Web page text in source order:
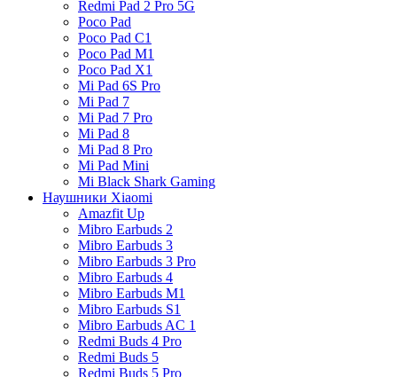
Redmi Pad 2 Pro 5G
Poco Pad
Poco Pad C1
Poco Pad M1
Poco Pad X1
Mi Pad 6S Pro
Mi Pad 7
Mi Pad 7 Pro
Mi Pad 8
Mi Pad 8 Pro
Mi Pad Mini
Mi Black Shark Gaming
Наушники Xiaomi
Amazfit Up
Mibro Earbuds 2
Mibro Earbuds 3
Mibro Earbuds 3 Pro
Mibro Earbuds 4
Mibro Earbuds M1
Mibro Earbuds S1
Mibro Earbuds AC 1
Redmi Buds 4 Pro
Redmi Buds 5
Redmi Buds 5 Pro